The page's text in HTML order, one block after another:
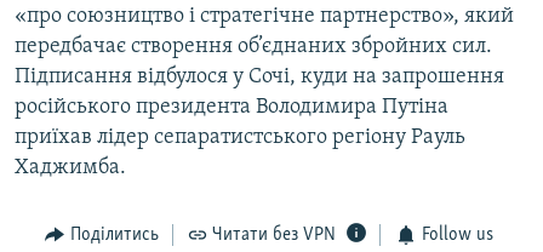
«про союзництво і стратегічне партнерство», який
передбачає створення об’єднаних збройних сил.
Підписання відбулося у Сочі, куди на запрошення
російського президента Володимира Путіна
приїхав лідер сепаратистського регіону Рауль
Хаджимба.
Поділитись Читати без VPN Follow us